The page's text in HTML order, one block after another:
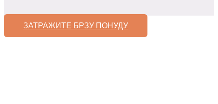
ЗАТРАЖИТЕ БРЗУ ПОНУДУ